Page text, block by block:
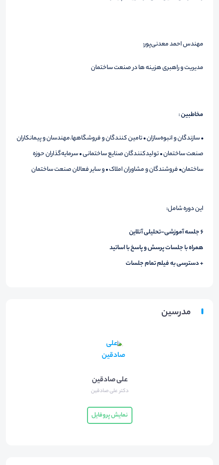
مهندس احمد معدنی‌پور:
مدیریت و راهبری هزینه ها در صنعت ساختمان
مخاطبین:
• سازندگان و انبوه‌سازان • تامین کنندگان و فروشگاهها.مهندسان و پیمانکاران
صنعت ساختمان • تولیدکنندگان صنایع ساختمانی • سرمایه‌گذاران حوزه
ساختمان• فروشندگان و مشاوران املاک • و سایر فعالان صنعت ساختمان
این دوره شامل:
۶ جلسه آموزشی-تحلیلی آنلاین
همراه با جلسات پرسش و پاسخ با اساتید
+ دسترسی به فیلم تمام جلسات
مدرسین
علی صادقین
دکتر علی صادقین
نمایش پروفایل